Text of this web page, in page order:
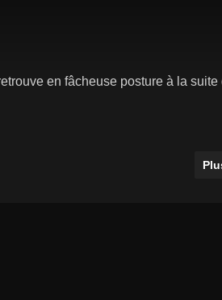
en fâcheuse posture à la suite